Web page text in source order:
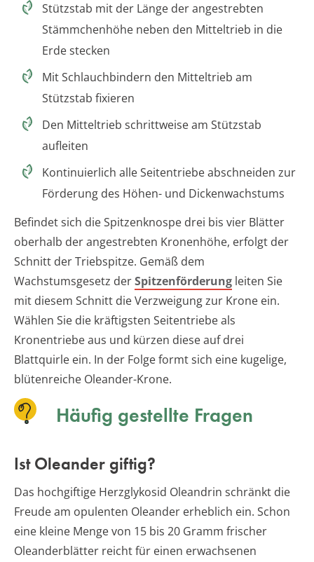
Stützstab mit der Länge der angestrebten
Stämmchenhöhe neben den Mitteltrieb in die
Erde stecken
Mit Schlauchbindern den Mitteltrieb am
Stützstab fixieren
Den Mitteltrieb schrittweise am Stützstab
aufleiten
Kontinuierlich alle Seitentriebe abschneiden zur
Förderung des Höhen- und Dickenwachstums
Befindet sich die Spitzenknospe drei bis vier Blätter
oberhalb der angestrebten Kronenhöhe, erfolgt der
Schnitt der Triebspitze. Gemäß dem
Wachstumsgesetz derSpitzenförderung leiten Sie
mit diesem Schnitt die Verzweigung zur Krone ein.
Wählen Sie die kräftigsten Seitentriebe als
Kronentriebe aus und kürzen diese auf drei
Blattquirle ein. In der Folge formt sich eine kugelige,
blütenreiche Oleander-Krone.
Häufig gestellte Fragen
Ist Oleander giftig?
Das hochgiftige Herzglykosid Oleandrin schränkt die
Freude am opulenten Oleander erheblich ein. Schon
eine kleine Menge von 15 bis 20 Gramm frischer
Oleanderblätter reicht für einen erwachsenen